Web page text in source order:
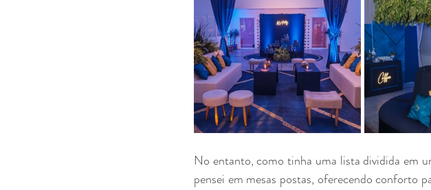
No entanto, como tinha uma lista dividida em
pensei em mesas postas, oferecendo conforto